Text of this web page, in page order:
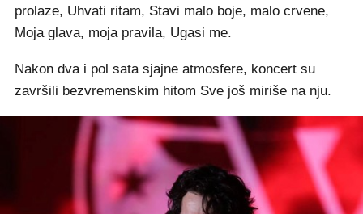
prolaze, Uhvati ritam, Stavi malo boje, malo crvene,
Moja glava, moja pravila, Ugasi me.
Nakon dva i pol sata sjajne atmosfere, koncert su
završili bezvremenskim hitom Sve još miriše na nju.